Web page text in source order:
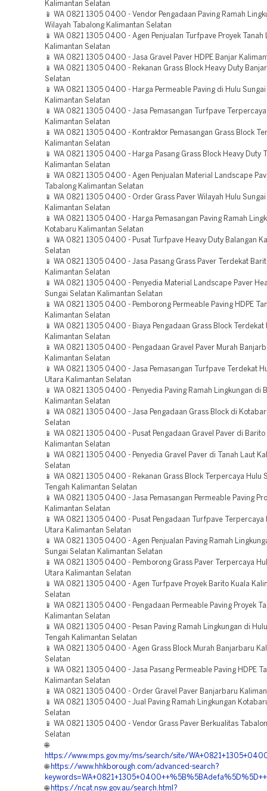
Kalimantan Selatan
📱 WA 0821 1305 0400 - Vendor Pengadaan Paving Ramah
Wilayah Tabalong Kalimantan Selatan
📱 WA 0821 1305 0400 - Agen Penjualan Turfpave Proyek Tanah
Kalimantan Selatan
📱 WA 0821 1305 0400 - Jasa Gravel Paver HDPE Banjar
📱 WA 0821 1305 0400 - Rekanan Grass Block Heavy Duty
Selatan
📱 WA 0821 1305 0400 - Harga Permeable Paving di Hulu
Kalimantan Selatan
📱 WA 0821 1305 0400 - Jasa Pemasangan Turfpave
Kalimantan Selatan
📱 WA 0821 1305 0400 - Kontraktor Pemasangan Grass Block
Kalimantan Selatan
📱 WA 0821 1305 0400 - Harga Pasang Grass Block Heavy Duty
Kalimantan Selatan
📱 WA 0821 1305 0400 - Agen Penjualan Material Landscape
Tabalong Kalimantan Selatan
📱 WA 0821 1305 0400 - Order Grass Paver Wilayah Hulu
Kalimantan Selatan
📱 WA 0821 1305 0400 - Harga Pemasangan Paving Ramah
Kotabaru Kalimantan Selatan
📱 WA 0821 1305 0400 - Pusat Turfpave Heavy Duty Balangan
Selatan
📱 WA 0821 1305 0400 - Jasa Pasang Grass Paver Terdekat
Kalimantan Selatan
📱 WA 0821 1305 0400 - Penyedia Material Landscape Paver
Sungai Selatan Kalimantan Selatan
📱 WA 0821 1305 0400 - Pemborong Permeable Paving HDPE
Kalimantan Selatan
📱 WA 0821 1305 0400 - Biaya Pengadaan Grass Block Terdekat
Kalimantan Selatan
📱 WA 0821 1305 0400 - Pengadaan Gravel Paver Murah
Kalimantan Selatan
📱 WA 0821 1305 0400 - Jasa Pemasangan Turfpave Terdekat
Utara Kalimantan Selatan
📱 WA 0821 1305 0400 - Penyedia Paving Ramah Lingkungan di
Kalimantan Selatan
📱 WA 0821 1305 0400 - Jasa Pengadaan Grass Block di
Selatan
📱 WA 0821 1305 0400 - Pusat Pengadaan Gravel Paver di Barito
Kalimantan Selatan
📱 WA 0821 1305 0400 - Penyedia Gravel Paver di Tanah Laut
Selatan
📱 WA 0821 1305 0400 - Rekanan Grass Block Terpercaya Hulu
Tengah Kalimantan Selatan
📱 WA 0821 1305 0400 - Jasa Pemasangan Permeable Paving
Kalimantan Selatan
📱 WA 0821 1305 0400 - Pusat Pengadaan Turfpave Terpercaya
Utara Kalimantan Selatan
📱 WA 0821 1305 0400 - Agen Penjualan Paving Ramah
Sungai Selatan Kalimantan Selatan
📱 WA 0821 1305 0400 - Pemborong Grass Paver Terpercaya
Utara Kalimantan Selatan
📱 WA 0821 1305 0400 - Agen Turfpave Proyek Barito Kuala
Selatan
📱 WA 0821 1305 0400 - Pengadaan Permeable Paving Proyek
Kalimantan Selatan
📱 WA 0821 1305 0400 - Pesan Paving Ramah Lingkungan di
Tengah Kalimantan Selatan
📱 WA 0821 1305 0400 - Agen Grass Block Murah Banjarbaru
Selatan
📱 WA 0821 1305 0400 - Jasa Pasang Permeable Paving HDPE
Kalimantan Selatan
📱 WA 0821 1305 0400 - Order Gravel Paver Banjarbaru
📱 WA 0821 1305 0400 - Jual Paving Ramah Lingkungan
Selatan
📱 WA 0821 1305 0400 - Vendor Grass Paver Berkualitas
Selatan
🌐
https://www.mps.gov.my/ms/search/site/
🌐 https://www.hhkborough.com/advanced-search?
🌐 https://ncat.nsw.gov.au/search.html?